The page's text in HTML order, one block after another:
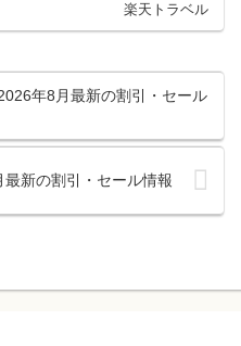
楽天トラベル
年8月最新の割引・セール
新の割引・セール情報